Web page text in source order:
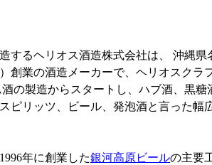
するヘリオス酒造株式会社は、 沖縄県
創業の酒造メーカーで、ヘリオスクラ
の製造からスタートし、ハブ酒、黒糖
ピリッツ、ビール、発泡酒と言った幅
年に創業した銀河高原ビールの主要